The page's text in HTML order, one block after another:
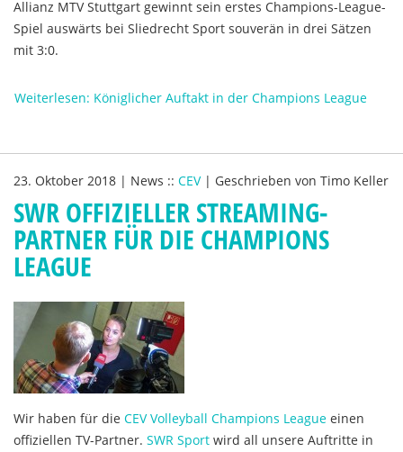
Allianz MTV Stuttgart gewinnt sein erstes Champions-League-
Spiel auswärts bei Sliedrecht Sport souverän in drei Sätzen
mit 3:0.
Weiterlesen: Königlicher Auftakt in der Champions League
23. Oktober 2018 | News :: CEV | Geschrieben von Timo Keller
SWR OFFIZIELLER STREAMING-
PARTNER FÜR DIE CHAMPIONS
LEAGUE
Wir haben für die CEV Volleyball Champions League einen
offiziellen TV-Partner. SWR Sport wird all unsere Auftritte in